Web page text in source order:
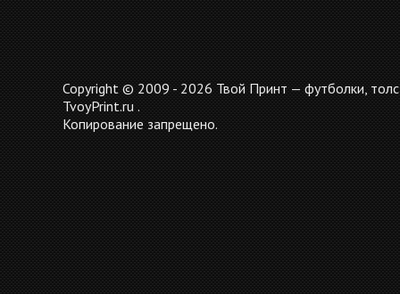
Copyright © 2009 - 2026 Твой Принт — футболки,
TvoyPrint.ru .
Копирование запрещено.